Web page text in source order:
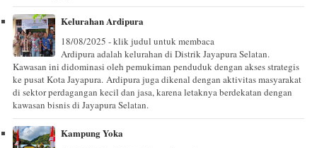
Kelurahan Ardipura
18/08/2025 - klik judul untuk membaca
Ardipura adalah kelurahan di Distrik Jayapura Selatan.
Kawasan ini didominasi oleh pemukiman penduduk dengan akses strategis
ke pusat Kota Jayapura. Ardipura juga dikenal dengan aktivitas masyarakat
di sektor perdagangan kecil dan jasa, karena letaknya berdekatan dengan
kawasan bisnis di Jayapura Selatan.
Kampung Yoka